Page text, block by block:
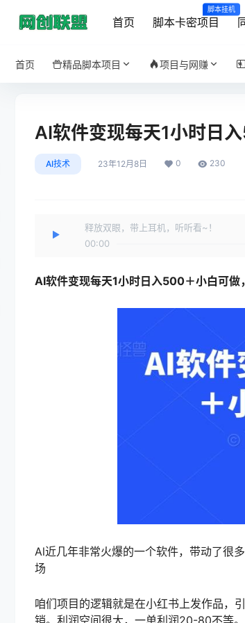
首页 脚本卡密项目
脚本挂机
首页 精品脚本项目 项目与网赚
AI软件变现每天1小时日
AI技术 23年12月8日 0 230
释放双眼，带上耳机，听听看~！
00:00
AI软件变现每天1小时日入500＋小白可做
Al近几年非常火爆的一个软件，带动了很
场
咱们项目的逻辑就是在小红书上发作品，